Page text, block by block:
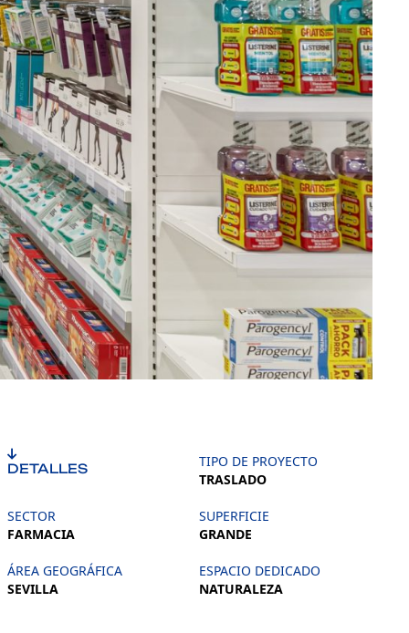
DETALLES
TIPO DE PROYECTO
TRASLADO
SECTOR
FARMACIA
SUPERFICIE
GRANDE
ÁREA GEOGRÁFICA
SEVILLA
ESPACIO DEDICADO
NATURALEZA